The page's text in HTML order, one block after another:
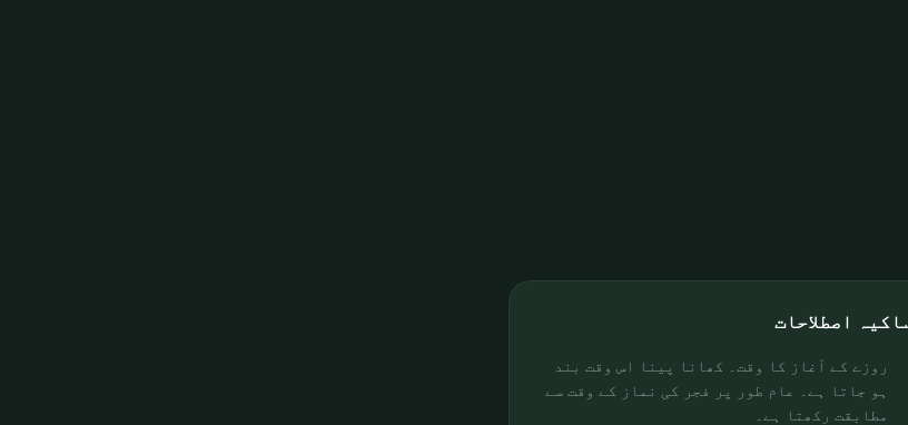
اصطلاحات
روزے کے آغاز کا وقت۔ کھانا پینا اس وقت بند
ہو جاتا ہے۔ عام طور پر فجر کی نماز کے وقت سے
مطابقت رکھتا ہے۔